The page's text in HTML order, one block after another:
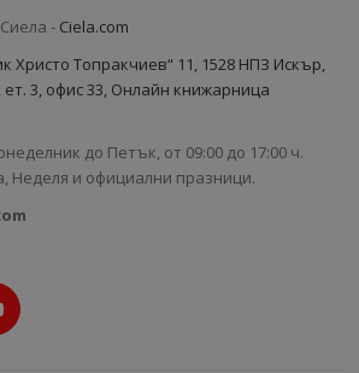
- Ciela.com
Христо Топракчиев“ 11, 1528 НПЗ Искър,
3, офис 33, Онлайн книжарница
до Петък, от 09:00 до 17:00 ч.
Неделя и официални празници.